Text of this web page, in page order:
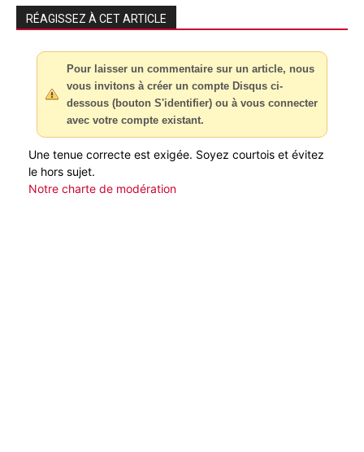
RÉAGISSEZ À CET ARTICLE
Pour laisser un commentaire sur un article, nous
vous invitons à créer un compte Disqus ci-
dessous (bouton S'identifier) ou à vous connecter
avec votre compte existant.
Une tenue correcte est exigée. Soyez courtois et évitez
le hors sujet.
Notre charte de modération